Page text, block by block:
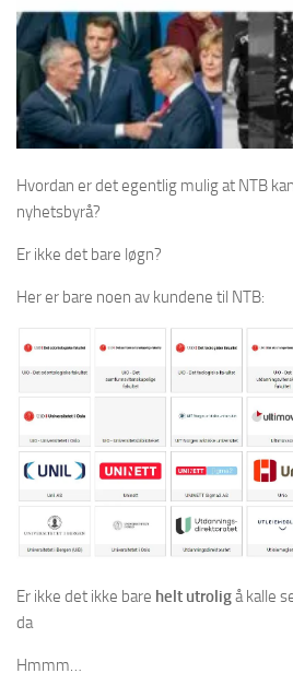
Hvordan er det egentlig mulig at NTB
nyhetsbyrå?
Er ikke det bare løgn?
Her er bare noen av kundene til NTB:
Er ikke det ikke bare helt utroligå kalle
da
Hmmm…